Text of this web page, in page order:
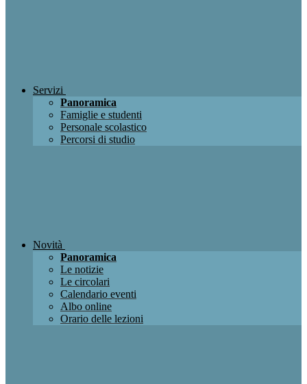
Servizi
Panoramica
Famiglie e studenti
Personale scolastico
Percorsi di studio
Novità
Panoramica
Le notizie
Le circolari
Calendario eventi
Albo online
Orario delle lezioni